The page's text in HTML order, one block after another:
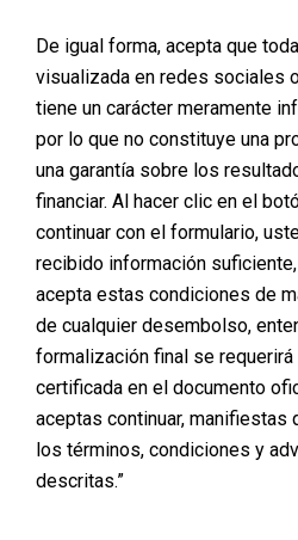
Piensas en ese cambio
No se trata de verte “como
sentirte cómoda contigo.
En este punto, la cirugía no es
externa, sino una decisión
emocional y autoestima.
2. Has tomado una
informada, no
Estar lista para una cirugía
proceso de análisis previo. No
porque ya lo hiciste.
Esta señal aparece cuando:
De igual forma, acepta que
visualizada en redes sociales
tiene un carácter meramente
por lo que no constituye una
una garantía sobre los
financiar. Al hacer clic en el
continuar con el formulario,
recibido información
acepta estas condiciones de
de cualquier desembolso,
formalización final se
certificada en el documento
aceptas continuar, manifiestas
los términos, condiciones y
descritas.”